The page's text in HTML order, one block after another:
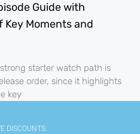
Guide with
Key Moments and
starter watch path is
order, since it highlights
key
DISCOUNTS.